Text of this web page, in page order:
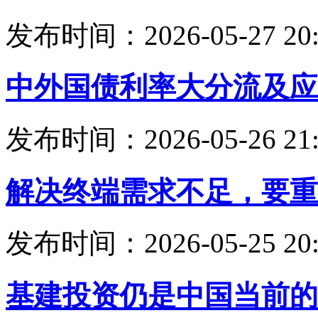
发布时间：2026-05-27
中外国债利率大分流及
发布时间：2026-05-26
解决终端需求不足，要
发布时间：2026-05-25
基建投资仍是中国当前